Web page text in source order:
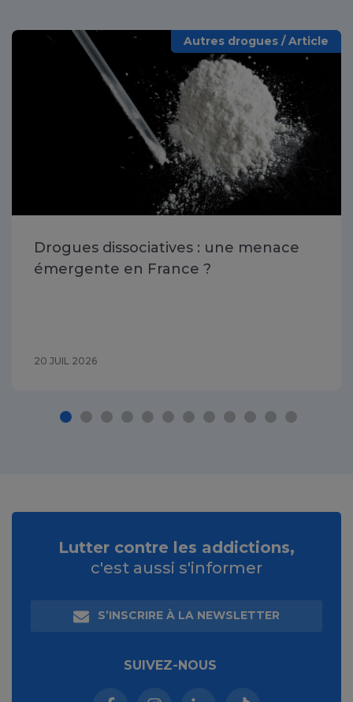
Autres drogues / Article
Drogues dissociatives : une menace
émergente en France ?
20 JUIL 2026
Lutter contre les addictions,
c'est aussi s'informer
S’INSCRIRE À LA NEWSLETTER
SUIVEZ-NOUS